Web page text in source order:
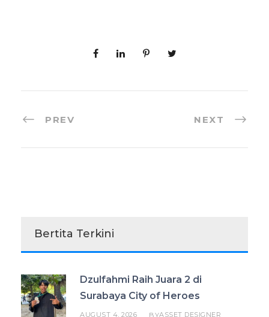
PREV NEXT
Bertita Terkini
Dzulfahmi Raih Juara 2 di
Surabaya City of Heroes
AUGUST 4, 2026 BYASSET DESIGNER